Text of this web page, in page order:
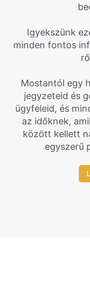
Igyekszünk
minden fontos
Mostantól egy
jegyzeteid és
ügyfeleid, és
az időknek,
között kellett
egyszerű